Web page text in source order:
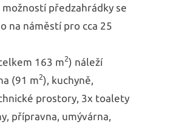
předzahrádky se
na náměstí pro cca 25
163 m2) náleží
(91 m2), kuchyně,
prostory, 3x toalety
přípravna, umývárna,